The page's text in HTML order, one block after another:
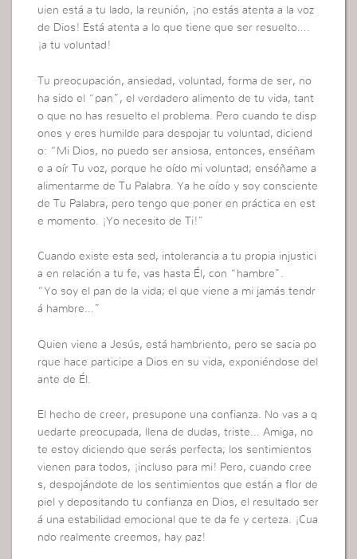
uien está a tu lado, la reunión, ¡no estás atenta a la voz
de Dios! Está atenta a lo que tiene que ser resuelto….
¡a tu voluntad!
Tu preocupación, ansiedad, voluntad, forma de ser, no
ha sido el “pan”, el verdadero alimento de tu vida, tant
o que no has resuelto el problema. Pero cuando te disp
ones y eres humilde para despojar tu voluntad, diciend
o: “Mi Dios, no puedo ser ansiosa, entonces, enséñam
e a oír Tu voz, porque he oído mi voluntad; enséñame a
alimentarme de Tu Palabra. Ya he oído y soy consciente
de Tu Palabra, pero tengo que poner en práctica en est
e momento. ¡Yo necesito de Ti!”
Cuando existe esta sed, intolerancia a tu propia injustici
a en relación a tu fe, vas hasta Él, con “hambre”.
“Yo soy el pan de la vida; el que viene a mi jamás tendr
á hambre…”
Quien viene a Jesús, está hambriento, pero se sacia po
rque hace participe a Dios en su vida, exponiéndose del
ante de Él.
El hecho de creer, presupone una confianza. No vas a q
uedarte preocupada, llena de dudas, triste… Amiga, no
te estoy diciendo que serás perfecta; los sentimientos
vienen para todos, ¡incluso para mi! Pero, cuando cree
s, despojándote de los sentimientos que están a flor de
piel y depositando tu confianza en Dios, el resultado ser
á una estabilidad emocional que te da fe y certeza. ¡Cua
ndo realmente creemos, hay paz!